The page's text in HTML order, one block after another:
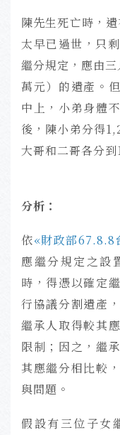
陳先生死亡時，
太早已過世，只
繼分規定，應由
萬元）的遺產。
中上，小弟身體
後，陳小弟分得
大哥和二哥各分
分析：
依«財政部67.8.8
應繼分規定之設
時，得憑以確定
行協議分割遺產
繼承人取得較其
限制；因之，繼
其應繼分相比較
與問題。
假設有三位子女